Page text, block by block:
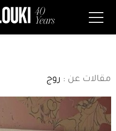
مقالات عن : روج